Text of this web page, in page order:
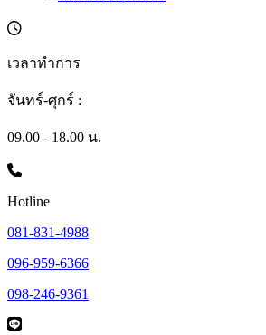
เวลาทำการ
จันทร์-ศุกร์ :
09.00 - 18.00 น.
Hotline
081-831-4988
096-959-6366
098-246-9361